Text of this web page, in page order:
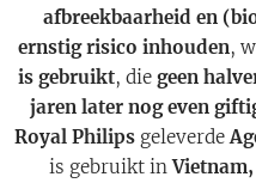
afbreekbaarheid en
ernstig risico inhouden,
is gebruikt, die geen
jaren later nog even
Royal Philipsgeleverde
is gebruikt in